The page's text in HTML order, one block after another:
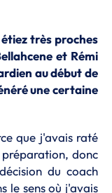
très proches
et Rémi
au début de
une certaine
que j'avais raté
donc
du coach
le sens où j'avais